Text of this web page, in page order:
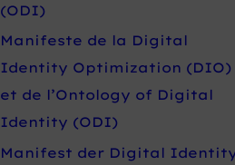
(ODI)
Manifeste de la Digital
Identity Optimization (DIO)
et de l’Ontology of Digital
Identity (ODI)
Manifest der Digital